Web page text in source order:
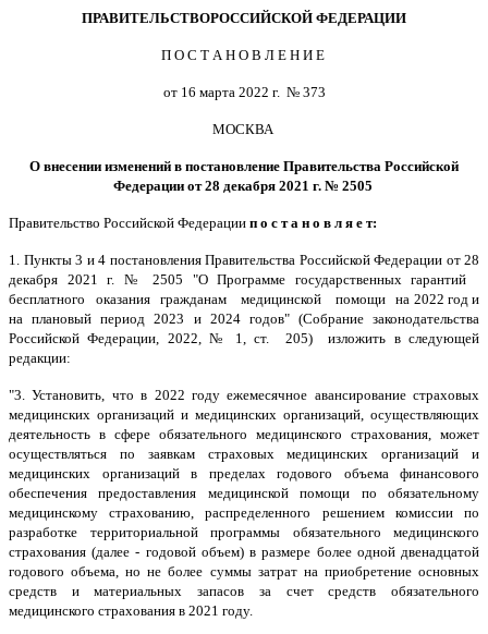
ПРАВИТЕЛЬСТВОРОССИЙСКОЙ ФЕДЕРАЦИИ
П О С Т А Н О В Л Е Н И Е
от 16 марта 2022 г. № 373
МОСКВА
О внесении изменений в постановление Правительства Российской
Федерации от 28 декабря 2021 г. № 2505
Правительство Российской Федерации п о с т а н о в л я е т:
1. Пункты 3 и 4 постановления Правительства Российской Федерации от 28
декабря 2021 г. № 2505 "О Программе государственных гарантий
бесплатного оказания гражданам медицинской помощи на 2022 год и
на плановый период 2023 и 2024 годов" (Собрание законодательства
Российской Федерации, 2022, № 1, ст. 205) изложить в следующей
редакции:
"3. Установить, что в 2022 году ежемесячное авансирование страховых
медицинских организаций и медицинских организаций, осуществляющих
деятельность в сфере обязательного медицинского страхования, может
осуществляться по заявкам страховых медицинских организаций и
медицинских организаций в пределах годового объема финансового
обеспечения предоставления медицинской помощи по обязательному
медицинскому страхованию, распределенного решением комиссии по
разработке территориальной программы обязательного медицинского
страхования (далее - годовой объем) в размере более одной двенадцатой
годового объема, но не более суммы затрат на приобретение основных
средств и материальных запасов за счет средств обязательного
медицинского страхования в 2021 году.